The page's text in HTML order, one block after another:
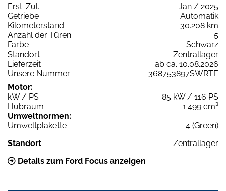
Erst-Zul.
Jan / 2025
Getriebe
Automatik
Kilometerstand
30.208 km
Anzahl der Türen
5
Farbe
Schwarz
Standort
Zentrallager
Lieferzeit
ab ca. 10.08.2026
Unsere Nummer
368753897SWRTE
Motor:
kW / PS
85 kW / 116 PS
Hubraum
1.499 cm³
Umweltnormen:
Umweltplakette
4 (Green)
Standort
Zentrallager
Details zum Ford Focus anzeigen